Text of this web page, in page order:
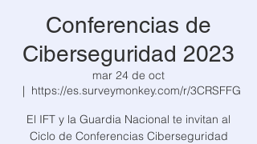
Conferencias de
Ciberseguridad 2023
mar 24 de oct
  |
https://es.surveymonkey.com/r/3CRSFFG
El IFT y la Guardia Nacional te invitan al
Ciclo de Conferencias Ciberseguridad